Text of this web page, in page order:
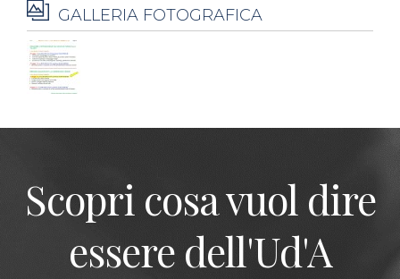
GALLERIA FOTOGRAFICA
Scopri cosa vuol dire
essere dell'Ud'A